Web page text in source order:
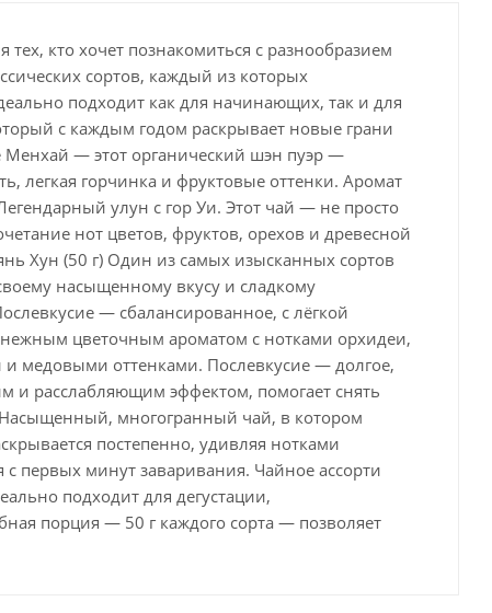
кто хочет познакомиться с разнообразием
сортов, каждый из которых
подходит как для начинающих, так и для
с каждым годом раскрывает новые грани
— этот органический шэн пуэр —
легкая горчинка и фруктовые оттенки. Аромат
улун с гор Уи. Этот чай — не просто
нот цветов, фруктов, орехов и древесной
Хун (50 г) Один из самых изысканных сортов
насыщенному вкусу и сладкому
— сбалансированное, с лёгкой
цветочным ароматом с нотками орхидеи,
медовыми оттенками. Послевкусие — долгое,
расслабляющим эффектом, помогает снять
Насыщенный, многогранный чай, в котором
постепенно, удивляя нотками
первых минут заваривания. Чайное ассорти
подходит для дегустации,
порция — 50 г каждого сорта — позволяет